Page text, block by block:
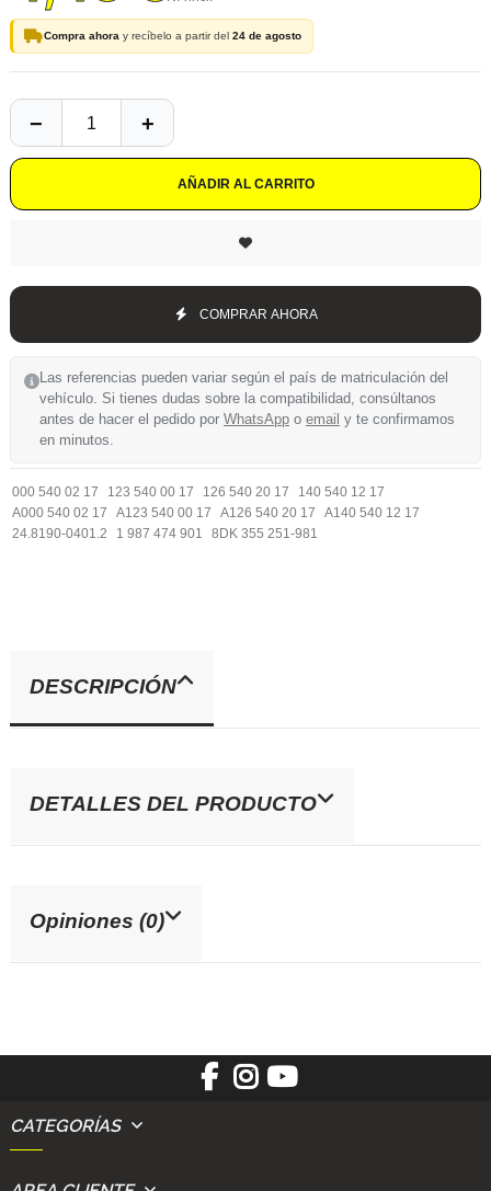
Compra ahora y recíbelo a partir del 24 de agosto
AÑADIR AL CARRITO
COMPRAR AHORA
Las referencias pueden variar según el país de matriculación del
vehículo. Si tienes dudas sobre la compatibilidad, consúltanos
antes de hacer el pedido por WhatsApp o email y te confirmamos
en minutos.
000 540 02 17 123 540 00 17 126 540 20 17
140 540 12 17
A000 540 02 17
A123 540 00 17 A126 540 20 17
A140 540 12 17
24.8190-0401.2
1 987 474 901 8DK 355 251-981
DESCRIPCIÓN
DETALLES DEL PRODUCTO
Opiniones (0)
CATEGORÍAS